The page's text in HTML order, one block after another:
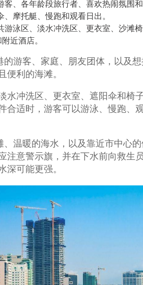
、各年龄段旅行者、喜欢热闹氛围
摩托艇、慢跑和观看日出。
游泳区、淡水冲洗区、更衣室、沙滩
近酒店。
的游客、家庭、朋友团体，以及
便利的海滩。
水冲洗区、更衣室、遮阳伞和椅
合适时，游客可以游泳、慢跑、
、温暖的海水，以及靠近市中心
注意警示旗，并在下水前向救生
深可能更强。